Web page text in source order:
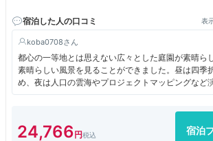
宿泊した人の口コミ
表
koba0708
都心の一等地とは思えない広々とした庭園が素晴ら
素晴らしい風景を見ることができました。昼は四季
め、夜は人口の雲海やプロジェクトマッピングなど
も広くてとてもおしゃれでした。
24,766 宿泊